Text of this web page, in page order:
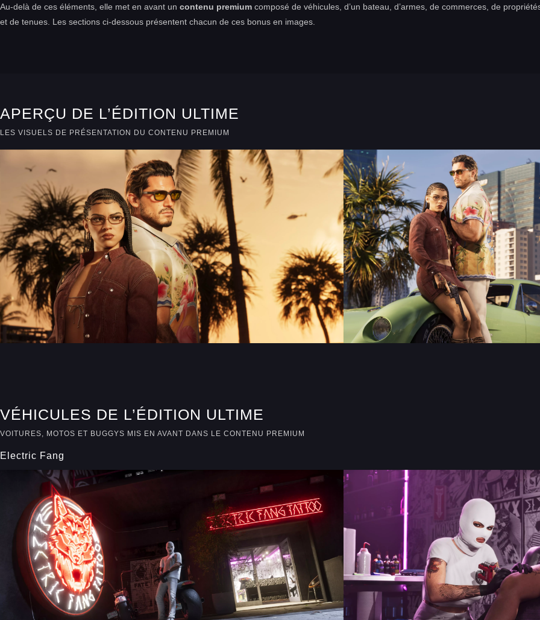
Au-delà de ces éléments, elle met en avant un contenu premium composé de véhicules, d’un bateau, d’armes, de commerces, de
et de tenues. Les sections ci-dessous présentent chacun de ces bonus en images.
APERÇU DE L’ÉDITION ULTIME
LES VISUELS DE PRÉSENTATION DU CONTENU PREMIUM
VÉHICULES DE L’ÉDITION ULTIME
VOITURES, MOTOS ET BUGGYS MIS EN AVANT DANS LE CONTENU PREMIUM
Electric Fang